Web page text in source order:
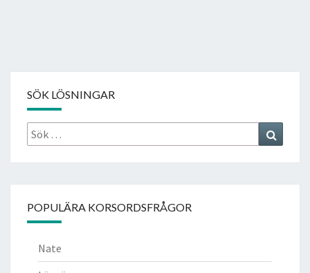
SÖK LÖSNINGAR
Sök
efter:
POPULÄRA KORSORDSFRÅGOR
Nate